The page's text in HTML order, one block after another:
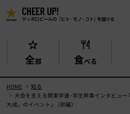
全部 食べる
HOME
知る
大会を支える関東学連･学生幹事インタビュ
大成〟のイベント｣ （前編）